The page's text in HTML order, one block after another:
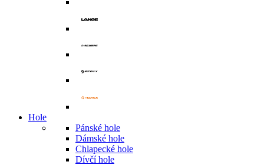
Hole
Pánské hole
Dámské hole
Chlapecké hole
Dívčí hole